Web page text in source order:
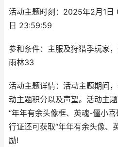
活动主题时刻：2025年2月1
日 23:59:59
参和条件：主服及狩猎季玩家
雨林33
活动主题详情：活动主题期间
动主题积分以及声望。活动主
“年年有余头像框、英魂-僵小
行证还可获取“年年有余头像、
励!